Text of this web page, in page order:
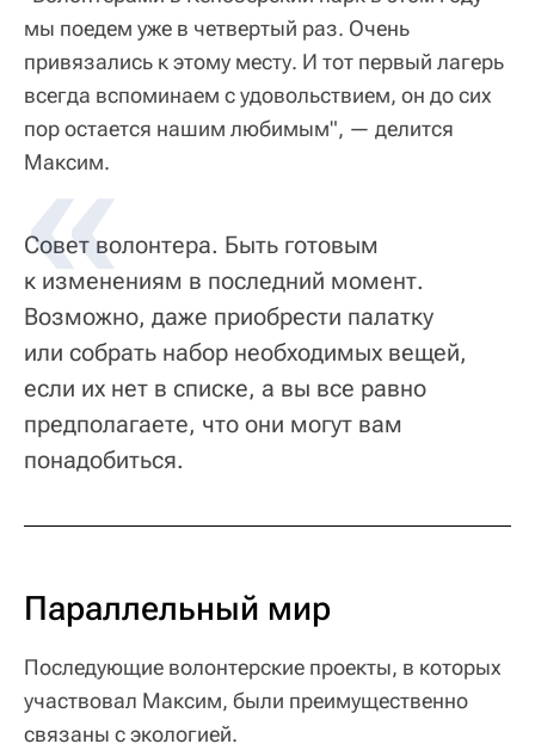
мы поедем уже в четвертый раз. Очень
привязались к этому месту. И тот первый лагерь
всегда вспоминаем с удовольствием, он до сих
пор остается нашим любимым", — делится
Максим.
Совет волонтера. Быть готовым
к изменениям в последний момент.
Возможно, даже приобрести палатку
или собрать набор необходимых вещей,
если их нет в списке, а вы все равно
предполагаете, что они могут вам
понадобиться.
Параллельный мир
Последующие волонтерские проекты, в которых
участвовал Максим, были преимущественно
связаны с экологией.